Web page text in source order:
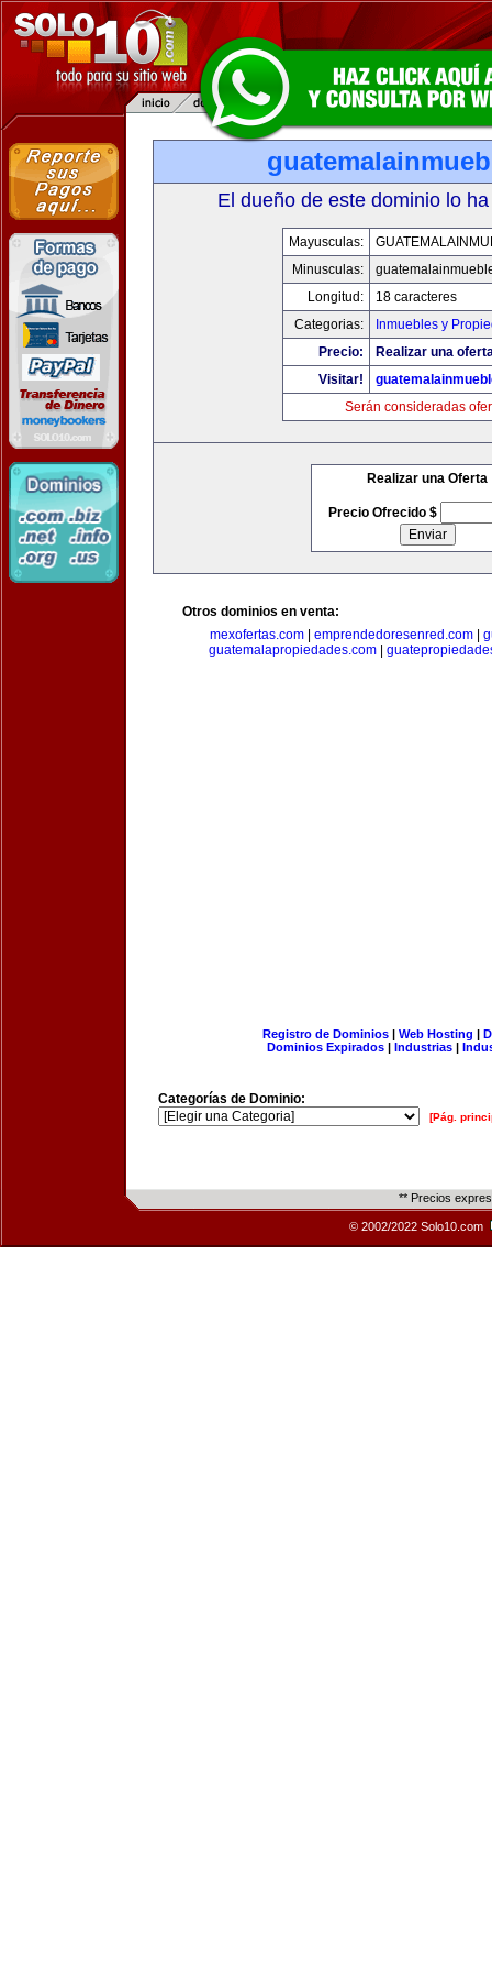
El dueño de este dominio lo
Mayusculas:
Minusculas:
Longitud:
18 caracteres
Categorias:
Inmuebles y
Precio:
Realizar una
Visitar!
Serán consideradas
Realizar una Oferta
Precio Ofrecido $
Otros dominios en venta:
mexofertas.com
emprendedoresenred.com
guatemalapropiedades.com|
Registro de Dominios| Web Hosting |
Dominios Expirados | Industrias |
Categorías de Dominio:
[Pág.
** Precios
© 2002/2022 Solo10.com